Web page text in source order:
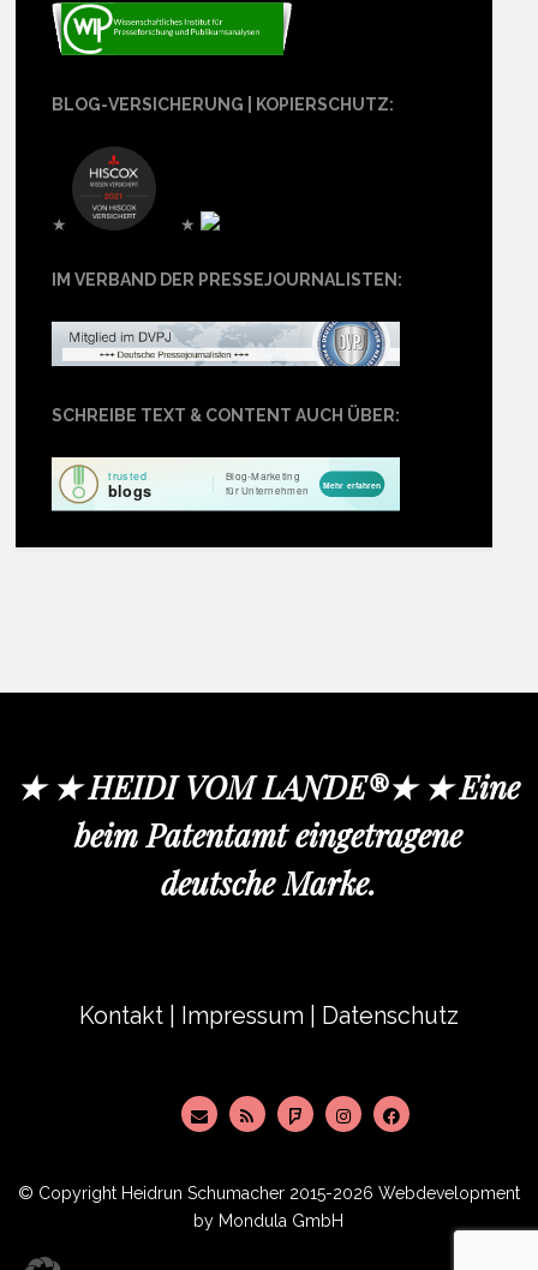
BLOG-VERSICHERUNG | KOPIERSCHUTZ:
★ ★
IM VERBAND DER PRESSEJOURNALISTEN:
SCHREIBE TEXT & CONTENT AUCH ÜBER:
★ ★ HEIDI VOM LANDE®★ ★ Eine
beim Patentamt eingetragene
deutsche Marke.
Kontakt Impressum Datenschutz
© Copyright Heidrun Schumacher 2015-2026 Webdevelopment
by Mondula GmbH